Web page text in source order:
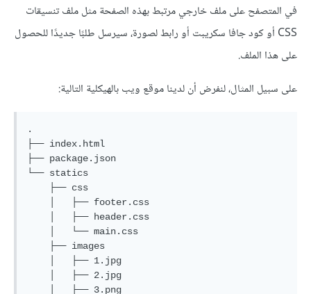
في المتصفح على ملف خارجي مرتبط بهذه الصفحة مثل ملف تنسيقات
CSS أو كود جافا سكريبت أو رابط لصورة، سيرسل طلبًا جديدًا للحصول
على هذا الملف.
على سبيل المثال، لنفرض أن لدينا موقع ويب بالهيكلية التالية:
.
├── index.html
├── package.json
└── statics